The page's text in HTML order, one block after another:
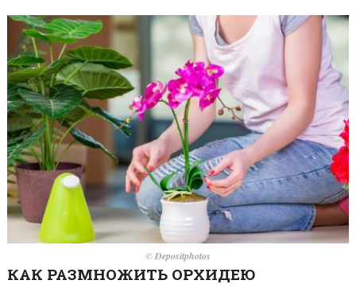
© Depositphotos
КАК РАЗМНОЖИТЬ ОРХИДЕЮ